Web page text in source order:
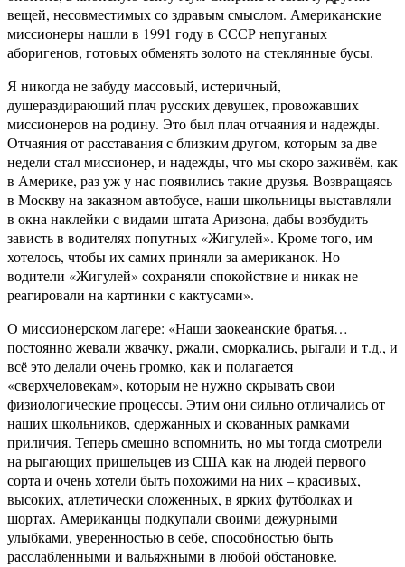
вещей, несовместимых со здравым смыслом. Американские
миссионеры нашли в 1991 году в СССР непуганых
аборигенов, готовых обменять золото на стеклянные бусы.
Я никогда не забуду массовый, истеричный,
душераздирающий плач русских девушек, провожавших
миссионеров на родину. Это был плач отчаяния и надежды.
Отчаяния от расставания с близким другом, которым за две
недели стал миссионер, и надежды, что мы скоро заживём, как
в Америке, раз уж у нас появились такие друзья. Возвращаясь
в Москву на заказном автобусе, наши школьницы выставляли
в окна наклейки с видами штата Аризона, дабы возбудить
зависть в водителях попутных «Жигулей». Кроме того, им
хотелось, чтобы их самих приняли за американок. Но
водители «Жигулей» сохраняли спокойствие и никак не
реагировали на картинки с кактусами».
О миссионерском лагере: «Наши заокеанские братья…
постоянно жевали жвачку, ржали, сморкались, рыгали и т.д., и
всё это делали очень громко, как и полагается
«сверхчеловекам», которым не нужно скрывать свои
физиологические процессы. Этим они сильно отличались от
наших школьников, сдержанных и скованных рамками
приличия. Теперь смешно вспомнить, но мы тогда смотрели
на рыгающих пришельцев из США как на людей первого
сорта и очень хотели быть похожими на них – красивых,
высоких, атлетически сложенных, в ярких футболках и
шортах. Американцы подкупали своими дежурными
улыбками, уверенностью в себе, способностью быть
расслабленными и вальяжными в любой обстановке.